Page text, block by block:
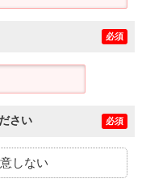
必須
さい 必須
しない